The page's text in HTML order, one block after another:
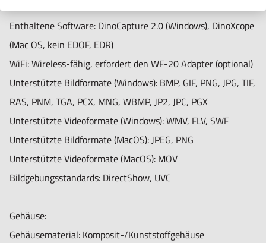
Microtouch-Sensor: Ja
ESD-sicher: Nein
Informationen:
Verpackungsinhalt: Mikroskop, Tragetasche, Software-CD,
Kalibrierungsscheibe, Benutzerhandbuch, N3C-O- Offene
Kappe, N3C-C- Geschlossene Kappe, N3C-D- Diffusorkappe,
N3C-Verlängerungskappe, N3C-L- Lange Kappe, N3C-S-
Seitenlichtkappe
Garantieinformationen: 2 Jahre europäische Garantie
Enthaltene Software: DinoCapture 2.0 (Windows), DinoXcope
(Mac OS, kein EDOF, EDR)
WiFi: Wireless-fähig, erfordert den WF-20 Adapter (optional)
Unterstützte Bildformate (Windows): BMP, GIF, PNG, JPG, TIF,
RAS, PNM, TGA, PCX, MNG, WBMP, JP2, JPC, PGX
Unterstützte Videoformate (Windows): WMV, FLV, SWF
Unterstützte Bildformate (MacOS): JPEG, PNG
Unterstützte Videoformate (MacOS): MOV
Bildgebungsstandards: DirectShow, UVC
Gehäuse:
Gehäusematerial: Komposit-/Kunststoffgehäuse